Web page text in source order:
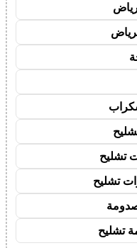
تشليح
تشليح
تشليح